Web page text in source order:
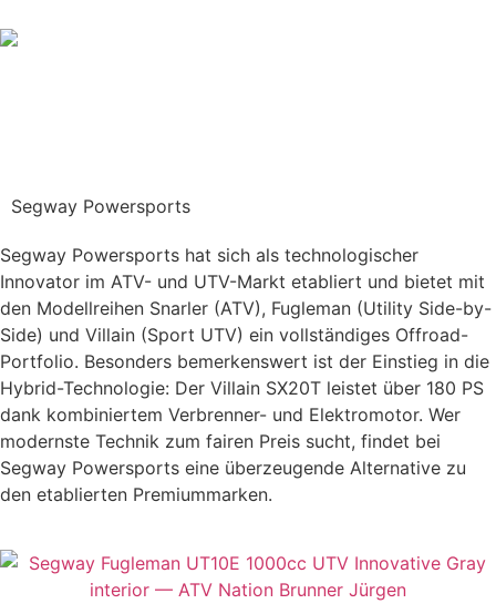
Segway Powersports
Segway Powersports hat sich als technologischer
Innovator im ATV- und UTV-Markt etabliert und bietet mit
den Modellreihen Snarler (ATV), Fugleman (Utility Side-by-
Side) und Villain (Sport UTV) ein vollständiges Offroad-
Portfolio. Besonders bemerkenswert ist der Einstieg in die
Hybrid-Technologie: Der Villain SX20T leistet über 180 PS
dank kombiniertem Verbrenner- und Elektromotor. Wer
modernste Technik zum fairen Preis sucht, findet bei
Segway Powersports eine überzeugende Alternative zu
den etablierten Premiummarken.